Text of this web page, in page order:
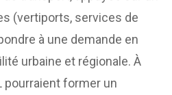
(vertiports, services de
à une demande en
urbaine et régionale. À
pourraient former un